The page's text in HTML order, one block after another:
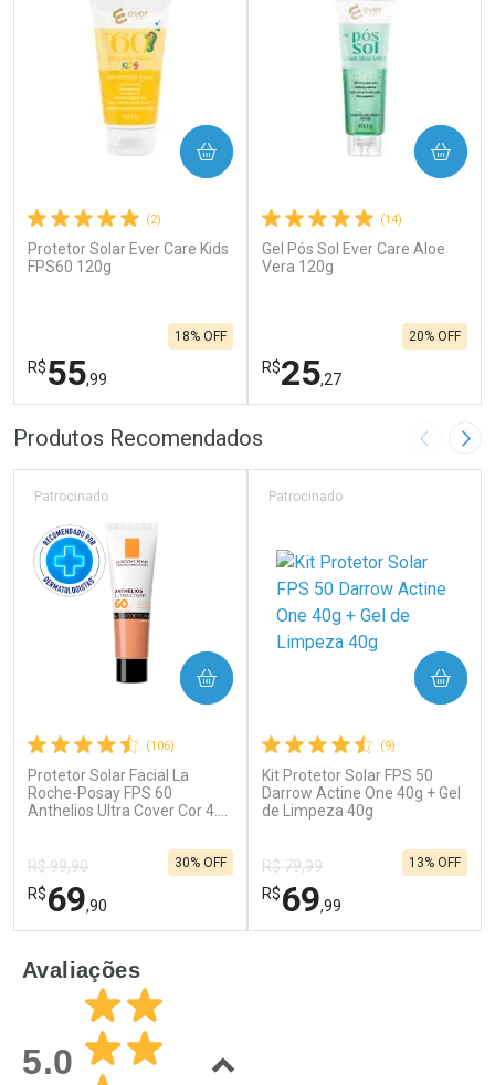
(2)
Protetor Solar Ever Care Kids
FPS60 120g
R$55,99
18% OFF
COMPRAR
FECHAR
Laboratório
Ativar Desconto
Comprar sem Desconto
Por R$ 55,99/cada
FECHAR
Por Menos
Comprar sem Desconto
(14)
Gel Pós Sol Ever Care Aloe
Vera 120g
R$25,27
20% OFF
COMPRAR
Laboratório
Ativar Desconto
Comprar sem Desconto
Por R$ 25,27/cada
Por Menos
Comprar sem Desconto
Produtos Recomendados Imagem
(106)
Protetor Solar Facial La
Roche-Posay FPS 60
Anthelios Ultra Cover Cor 4.0
Patrocinado
R$ 99,90
R$69,90
30% OFF
COMPRAR
Dermaclub
Por Menos
(9)
Kit Protetor Solar FPS 50
Darrow Actine One 40g + Gel
de Limpeza 40g
Patrocinado
R$ 79,99
R$69,99
13% OFF
COMPRAR
Avaliações
5.0